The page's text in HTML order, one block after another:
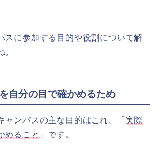
スに参加する目的や役割について解
。
自分の目で確かめるため
ャンパスの主な目的はこれ、「 実際
めること 」です。